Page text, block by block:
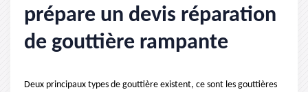
prépare un devis réparation
de gouttière rampante
Deux principaux types de gouttière existent, ce sont les gouttières